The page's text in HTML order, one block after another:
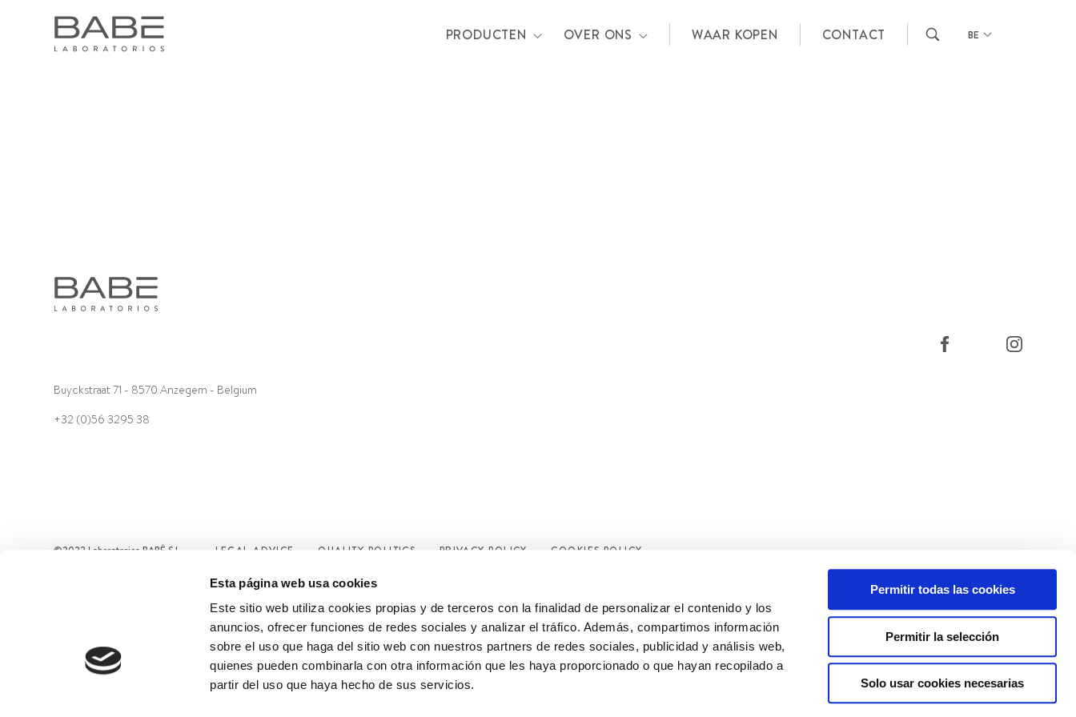
Esta página web usa cookies
Este sitio web utiliza cookies propias y de terceros con la finalidad de personalizar el contenido y los
anuncios, ofrecer funciones de redes sociales y analizar el tráfico. Además, compartimos información
sobre el uso que haga del sitio web con nuestros partners de redes sociales, publicidad y análisis web,
quienes pueden combinarla con otra información que les haya proporcionado o que hayan recopilado a
partir del uso que haya hecho de sus servicios.
Permitir todas las cookies
Permitir la selección
Solo usar cookies necesarias
PRODUCTEN OVER ONS WAAR KOPEN CONTACT BE
Buyckstraat 71 - 8570 Anzegem - Belgium
+32 (0)56 3295 38
©2022 Laboratorios BABÉ S.L. LEGAL ADVICE QUALITY POLITICS PRIVACY POLICY COOKIES POLICY